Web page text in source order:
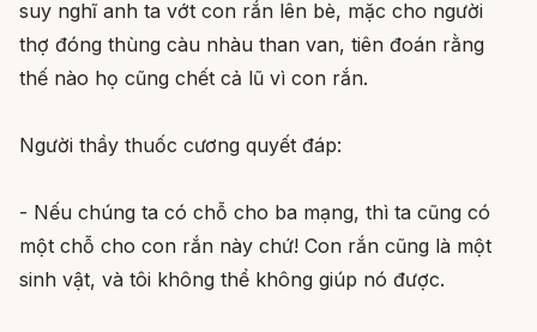
suy nghĩ anh ta vớt con rắn lên bè, mặc cho người
thợ đóng thùng càu nhàu than van, tiên đoán rằng
thế nào họ cũng chết cả lũ vì con rắn.
Người thầy thuốc cương quyết đáp:
- Nếu chúng ta có chỗ cho ba mạng, thì ta cũng có
một chỗ cho con rắn này chứ! Con rắn cũng là một
sinh vật, và tôi không thể không giúp nó được.